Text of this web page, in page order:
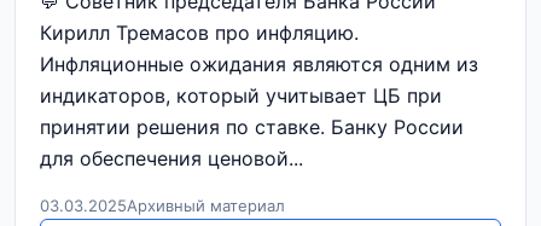
Кирилл Тремасов про инфляцию.
Инфляционные ожидания являются одним из
индикаторов, который учитывает ЦБ при
принятии решения по ставке. Банку России
для обеспечения ценовой...
03.03.2025Архивный материал